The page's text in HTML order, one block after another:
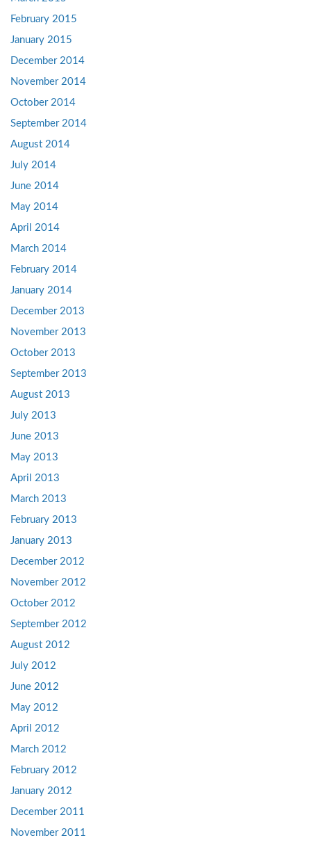
February 2015
January 2015
December 2014
November 2014
October 2014
September 2014
August 2014
July 2014
June 2014
May 2014
April 2014
March 2014
February 2014
January 2014
December 2013
November 2013
October 2013
September 2013
August 2013
July 2013
June 2013
May 2013
April 2013
March 2013
February 2013
January 2013
December 2012
November 2012
October 2012
September 2012
August 2012
July 2012
June 2012
May 2012
April 2012
March 2012
February 2012
January 2012
December 2011
November 2011